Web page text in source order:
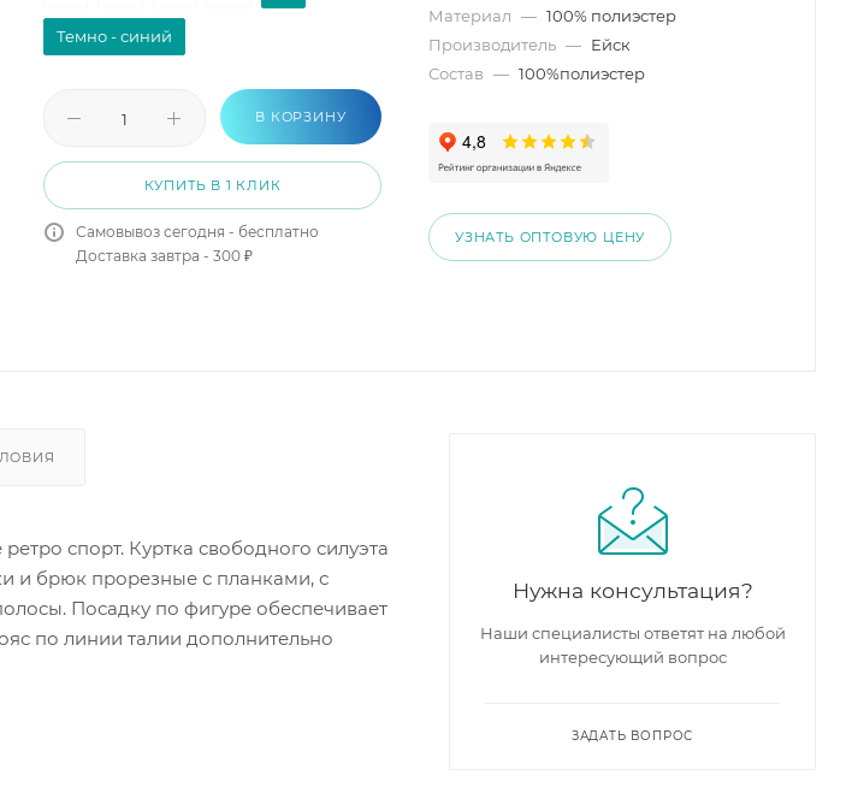
Темно - синий
В КОРЗИНУ
КУПИТЬ В 1 КЛИК
Самовывоз сегодня - бесплатно
Доставка завтра - 300 ₽
Материал — 100% полиэстер
Производитель — Ейск
Состав — 100%полиэстер
УЗНАТЬ ОПТОВУЮ ЦЕНУ
спорт. Куртка свободного силуэта
и брюк прорезные с планками, с
Посадку по фигуре обеспечивает
по линии талии дополнительно
Нужна консультация?
Наши специалисты ответят на любой
интересующий вопрос
ЗАДАТЬ ВОПРОС